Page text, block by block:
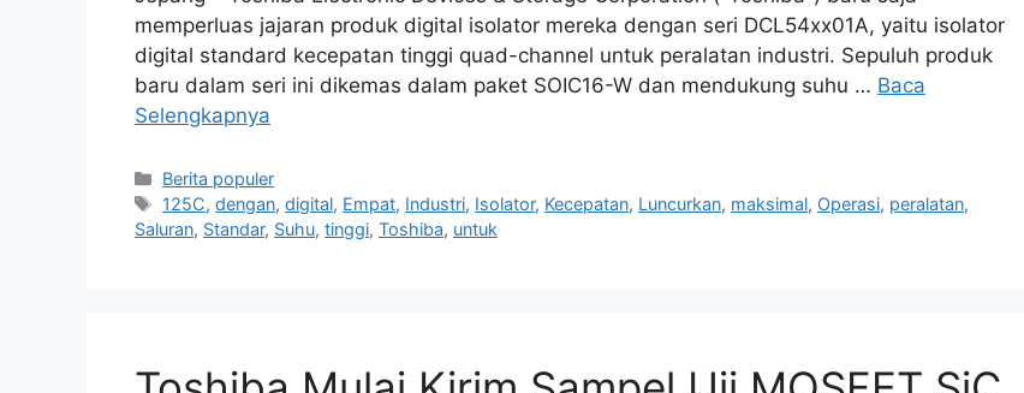
memperluas jajaran produk digital isolator mereka dengan seri DCL54xx01A, yaitu isolator
digital standard kecepatan tinggi quad-channel untuk peralatan industri. Sepuluh produk
baru dalam seri ini dikemas dalam paket SOIC16-W dan mendukung suhu … Baca
Selengkapnya
Kategori
Berita populer
Tag
125C,dengan,digital, Empat, Industri, Isolator, Kecepatan, Luncurkan, maksimal, Operasi, peralatan,
Saluran, Standar, Suhu, tinggi, Toshiba, untuk